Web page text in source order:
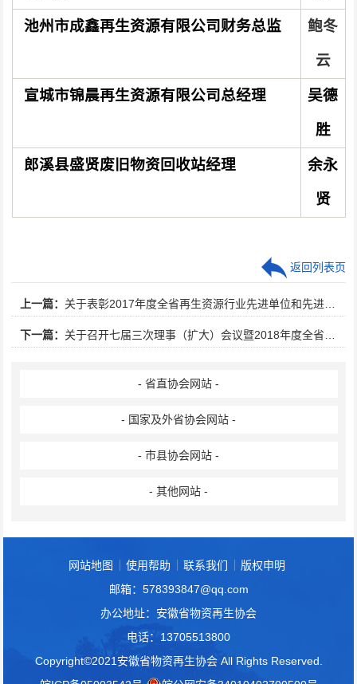
池州市成鑫再生资源有限公司财务总监 鲍冬
云
宣城市锦晨再生资源有限公司总经理 吴德
胜
郎溪县盛贤废旧物资回收站经理 余永
贤
上一篇： 关于表彰2017年度全省再生资源行业先进单位和先进工作者的决定
下一篇： 关于召开七届三次理事（扩大）会议暨2018年度全省再生资源行业工作会议的通知
返回列表页
- 省直协会网站 -
- 国家及外省协会网站 -
- 市县协会网站 -
- 其他网站 -
网站地图 使用帮助 联系我们
版权申明
邮箱：578393847@qq.com
办公地址：安徽省物资再生协会
电话：13705513800
Copyright©2021安徽省物资再生协会 All Rights Reserved.